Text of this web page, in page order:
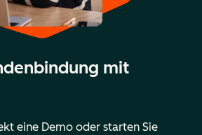
mit
eine Demo oder starten Sie